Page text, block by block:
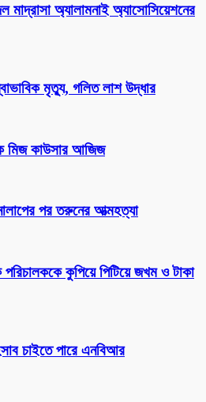
অ্যালামনাই অ্যাসোসিয়েশনের
মৃত্যু, গলিত লাশ উদ্ধার
মিজ কাউসার আজিজ
পর তরুনের আত্মহত্যা
পরিচালককে কুপিয়ে পিটিয়ে জখম ও টাকা
চাইতে পারে এনবিআর